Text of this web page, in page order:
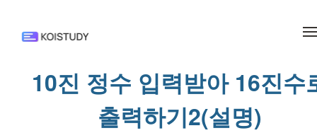
10진 정수 입력받아 16진수
출력하기2(설명)